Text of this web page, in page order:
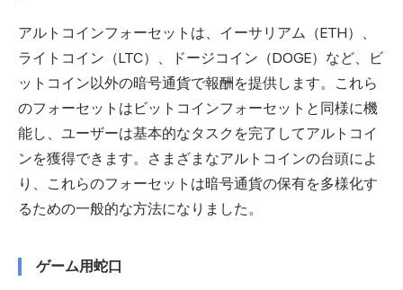
アルトコインフォーセットは、イーサリアム（ETH）、
ライトコイン（LTC）、ドージコイン（DOGE）など、ビ
ットコイン以外の暗号通貨で報酬を提供します。これら
のフォーセットはビットコインフォーセットと同様に機
能し、ユーザーは基本的なタスクを完了してアルトコイ
ンを獲得できます。さまざまなアルトコインの台頭によ
り、これらのフォーセットは暗号通貨の保有を多様化す
るための一般的な方法になりました。
ゲーム用蛇口